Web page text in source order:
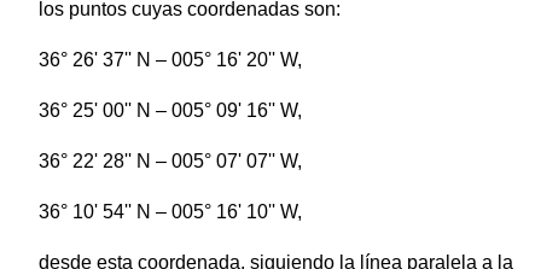
los puntos cuyas coordenadas son:
36° 26' 37'' N – 005° 16' 20'' W,
36° 25' 00'' N – 005° 09' 16'' W,
36° 22' 28'' N – 005° 07' 07'' W,
36° 10' 54'' N – 005° 16' 10'' W,
desde esta coordenada, siguiendo la línea paralela a la